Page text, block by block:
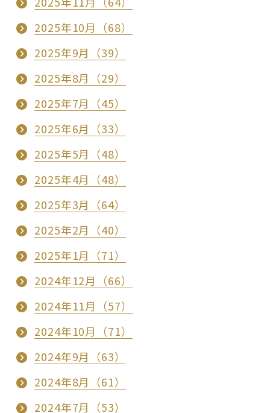
2025年10月（68）
2025年9月（39）
2025年8月（29）
2025年7月（45）
2025年6月（33）
2025年5月（48）
2025年4月（48）
2025年3月（64）
2025年2月（40）
2025年1月（71）
2024年12月（66）
2024年11月（57）
2024年10月（71）
2024年9月（63）
2024年8月（61）
2024年7月（53）